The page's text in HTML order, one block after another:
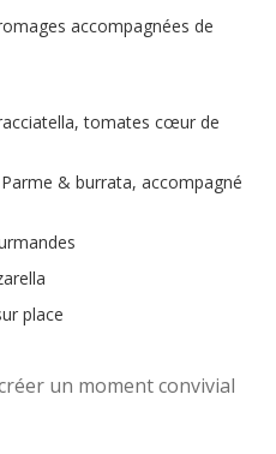
accompagnées de
tomates cœur de
& burrata, accompagné
place
un moment convivial